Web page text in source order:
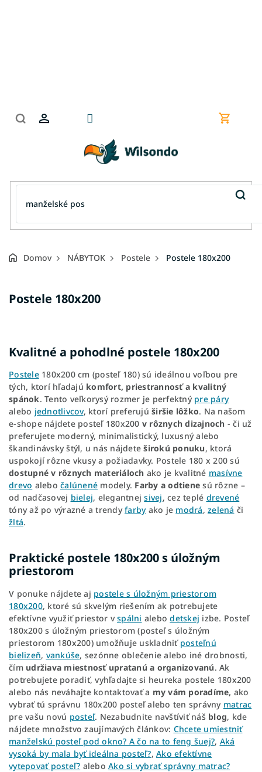
Domov NÁBYTOK Postele Postele 180x200
Postele 180x200
Kvalitné a pohodlné postele 180x200
Postele180x200 cm (posteľ 180) sú ideálnou voľbou pre
tých, ktorí hľadajú komfort, priestrannosť a kvalitný
spánok. Tento veľkorysý rozmer je perfektný pre páry
alebo jednotlivcov, ktorí preferujú širšie lôžko. Na našom
e-shope nájdete posteľ 180x200 v rôznych dizajnoch - či už
preferujete moderný, minimalistický, luxusný alebo
škandinávsky štýl, u nás nájdeteširokú ponuku, ktorá
uspokojí rôzne vkusy a požiadavky. Postele 180 x 200 sú
dostupné v rôznych materiáloch ako je kvalitné masívne
drevo alebo čalúnené modely. Farby a odtienesú rôzne –
od nadčasovej bielej, elegantnejsivej, cez teplé drevené
tóny až po výrazné a trendyfarbyako je modrá, zelená či
žltá.
Praktické postele 180x200 s úložným
priestorom
V ponuke nájdete aj postele s úložným priestorom
180x200, ktoré sú skvelým riešením ak potrebujete
efektívne využiť priestor vspálni alebodetskej izbe. Posteľ
180x200 s úložným priestorom (posteľ s úložným
priestorom 180x200) umožňuje uskladniť posteľnú
bielizeň, vankúše, sezónne oblečenie alebo iné drobnosti,
čím udržiava miestnosť upratanú a organizovanú. Ak
potrebujete poradiť, vyhľadajte si heureka postele 180x200
alebo nás neváhajte kontaktovať a my vám poradíme, ako
vybrať tú správnu 180x200 posteľ alebo ten správny matrac
pre vašu novú posteľ. Nezabudnite navštíviť náš blog, kde
nájdete množstvo zaujímavých článkov: Chcete umiestniť
manželskú posteľ pod okno? A čo na to feng šuej?, Aká
vysoká by mala byť ideálna posteľ?, Ako efektívne
vytepovať posteľ? alebo Ako si vybrať správny matrac?